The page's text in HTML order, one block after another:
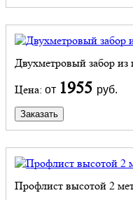
Двухметровый забор из
Цена: от 1955 руб.
Заказать
Профлист высотой 2